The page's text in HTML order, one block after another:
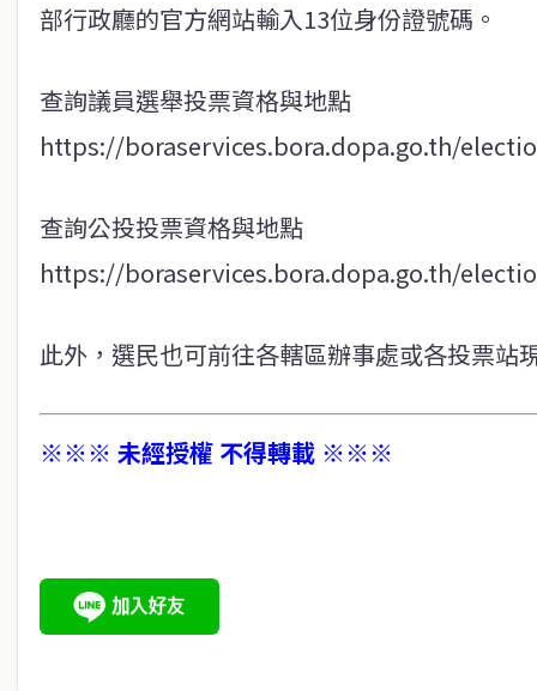
部行政廳的官方網站輸入13位身份證號碼。
查詢議員選舉投票資格與地點
https://boraservices.bora.dopa.go.th/
查詢公投投票資格與地點
https://boraservices.bora.dopa.go.th/
此外，選民也可前往各轄區辦事處或各投票站
※※※ 未經授權 不得轉載 ※※※